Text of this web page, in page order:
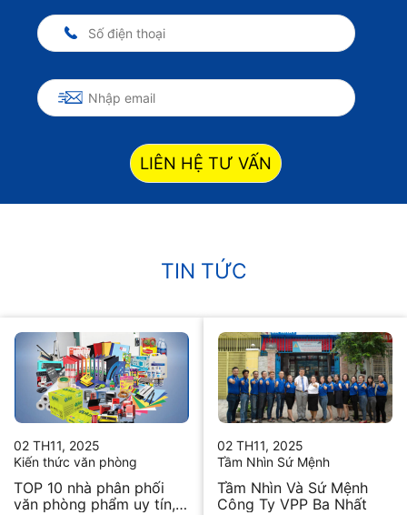
LIÊN HỆ TƯ VẤN
TIN TỨC
02 TH11, 2025
Kiến thức văn phòng
TOP 10 nhà phân phối
văn phòng phẩm uy tín,
02 TH11, 2025
Tầm Nhìn Sứ Mệnh
Tầm Nhìn Và Sứ Mệnh
Công Ty VPP Ba Nhất